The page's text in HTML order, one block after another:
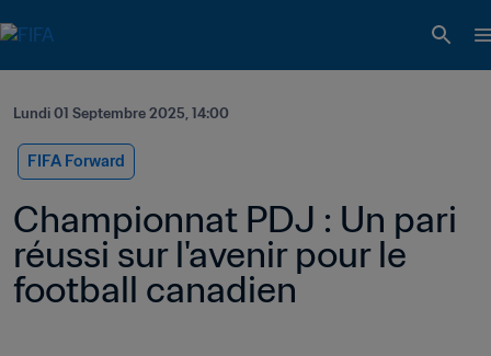
Lundi 01 Septembre 2025, 14:00
FIFA Forward
Championnat PDJ : Un pari
réussi sur l'avenir pour le
football canadien